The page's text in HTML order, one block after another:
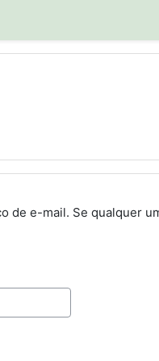
e-mail. Se qualquer